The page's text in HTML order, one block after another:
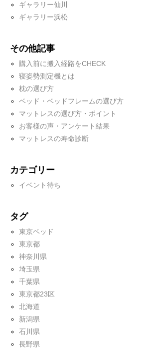
ギャラリー仙川
ギャラリー浜松
その他記事
購入前に搬入経路をCHECK
寝姿勢測定機とは
枕の選び方
ベッド・ベッドフレームの選び方
マットレスの選び方・ポイント
お客様の声・アンケート結果
マットレスの寿命診断
カテゴリー
イベント待ち
タグ
東京ベッド
東京都
神奈川県
埼玉県
千葉県
東京都23区
北海道
新潟県
石川県
長野県